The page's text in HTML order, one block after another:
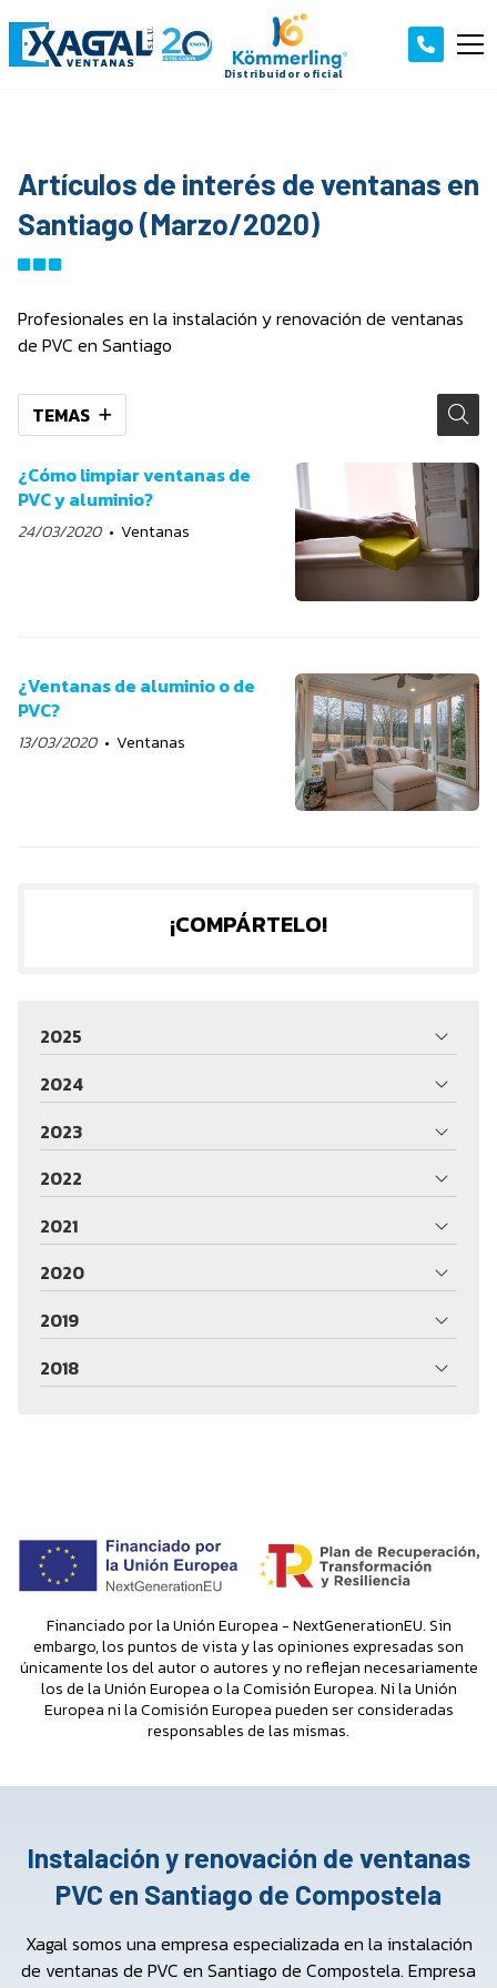
Artículos de interés de ventanas en
Santiago (Marzo/2020)
Profesionales en la instalación y renovación de ventanas
de PVC en Santiago
TEMAS
¿Cómo limpiar ventanas de
PVC y aluminio?
24/03/2020 Ventanas
¿Ventanas de aluminio o de
PVC?
13/03/2020 Ventanas
¡COMPÁRTELO!
2025
2024
2023
2022
2021
2020
2019
2018
Financiado por la Unión Europea - NextGenerationEU. Sin
embargo, los puntos de vista y las opiniones expresadas son
únicamente los del autor o autores y no reflejan necesariamente
los de la Unión Europea o la Comisión Europea. Ni la Unión
Europea ni la Comisión Europea pueden ser consideradas
responsables de las mismas.
Instalación y renovación de ventanas
PVC en Santiago de Compostela
Xagal somos una empresa especializada en la instalación
de ventanas de PVC en Santiago de Compostela. Empresa